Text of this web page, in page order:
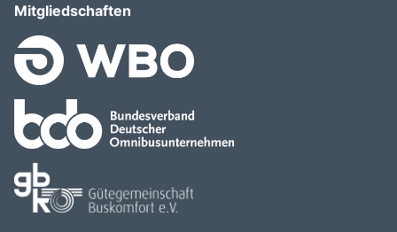
Mitgliedschaften